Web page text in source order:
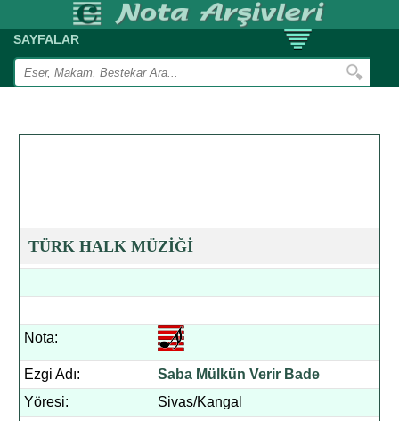
SAYFALAR
TÜRK HALK MÜZİĞİ
Nota:
Ezgi Adı:
Saba Mülkün Verir Bade
Yöresi:
Sivas/Kangal